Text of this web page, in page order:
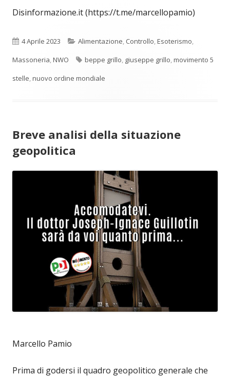
Disinformazione.it (https://t.me/marcellopamio)
Pubblicato
4 Aprile 2023 Categorie
Alimentazione, Controllo,Esoterismo,
Massoneria,NWO Tag
beppe grillo, giuseppe grillo,movimento 5
stelle,nuovo ordine mondiale
Breve analisi della situazione
geopolitica
Marcello Pamio
Prima di godersi il quadro geopolitico generale che